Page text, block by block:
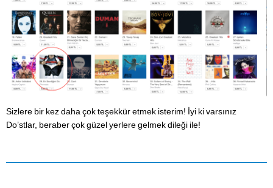
Sizlere bir kez daha çok teşekkür etmek isterim! İyi ki varsınız
Do’stlar, beraber çok güzel yerlere gelmek dileği ile!